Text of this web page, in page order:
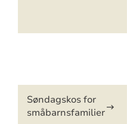
Artikkelsnarveger
Søndagskos for
småbarnsfamilier